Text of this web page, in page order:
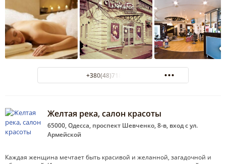
+380(48)718-69-70
Желтая река, салон красоты
65000, Одесса, проспект Шевченко, 8-в, вход с ул.
Армейской
Каждая женщина мечтает быть красивой и желанной, загадочной и